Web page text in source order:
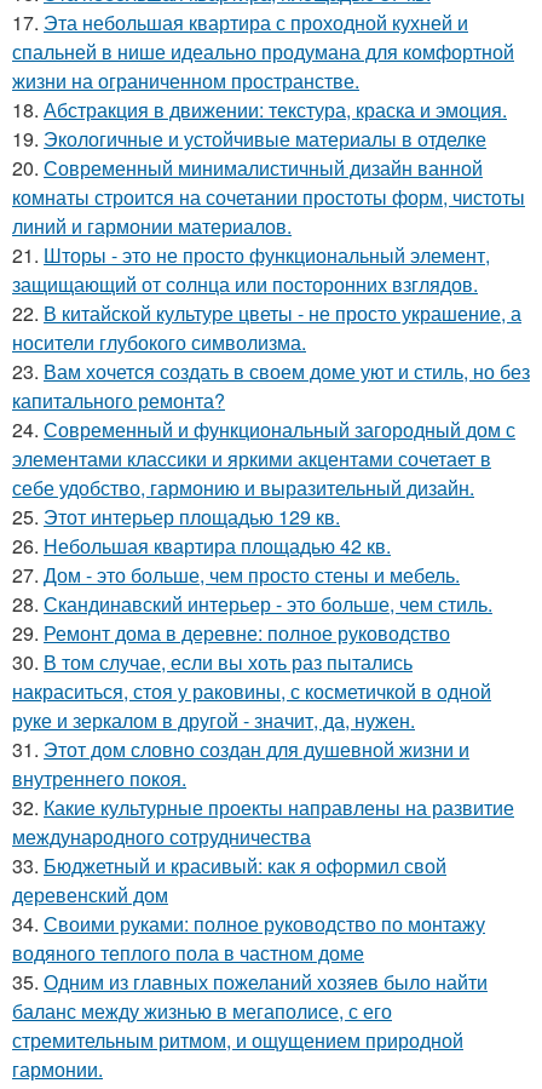
17. Эта небольшая квартира с проходной кухней и
спальней в нише идеально продумана для комфортной
жизни на ограниченном пространстве.
18. Абстракция в движении: текстура, краска и эмоция.
19. Экологичные и устойчивые материалы в отделке
20. Современный минималистичный дизайн ванной
комнаты строится на сочетании простоты форм, чистоты
линий и гармонии материалов.
21. Шторы - это не просто функциональный элемент,
защищающий от солнца или посторонних взглядов.
22. В китайской культуре цветы - не просто украшение, а
носители глубокого символизма.
23. Вам хочется создать в своем доме уют и стиль, но без
капитального ремонта?
24. Современный и функциональный загородный дом с
элементами классики и яркими акцентами сочетает в
себе удобство, гармонию и выразительный дизайн.
25. Этот интерьер площадью 129 кв.
26. Небольшая квартира площадью 42 кв.
27. Дом - это больше, чем просто стены и мебель.
28. Скандинавский интерьер - это больше, чем стиль.
29. Ремонт дома в деревне: полное руководство
30. В том случае, если вы хоть раз пытались
накраситься, стоя у раковины, с косметичкой в одной
руке и зеркалом в другой - значит, да, нужен.
31. Этот дом словно создан для душевной жизни и
внутреннего покоя.
32. Какие культурные проекты направлены на развитие
международного сотрудничества
33. Бюджетный и красивый: как я оформил свой
деревенский дом
34. Своими руками: полное руководство по монтажу
водяного теплого пола в частном доме
35. Одним из главных пожеланий хозяев было найти
баланс между жизнью в мегаполисе, с его
стремительным ритмом, и ощущением природной
гармонии.